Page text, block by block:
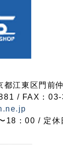
江東区門前
/ FAX：
18：00 / 定休